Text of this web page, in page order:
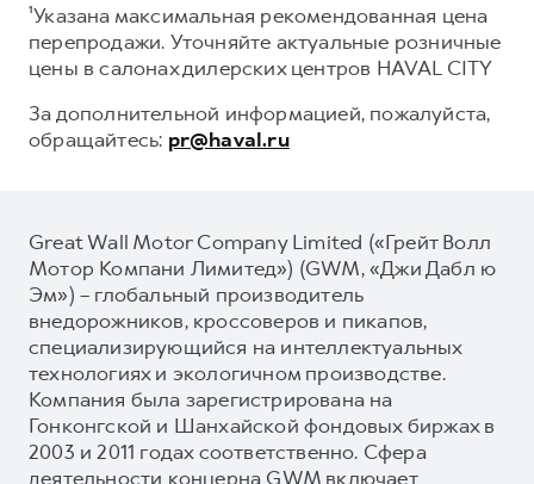
¹Указана максимальная рекомендованная цена
перепродажи. Уточняйте актуальные розничные
цены в салонах дилерских центров HAVAL CITY
За дополнительной информацией, пожалуйста,
обращайтесь: pr@haval.ru
Great Wall Motor Company Limited («Грейт Волл
Мотор Компани Лимитед») (GWM, «Джи Дабл ю
Эм») – глобальный производитель
внедорожников, кроссоверов и пикапов,
специализирующийся на интеллектуальных
технологиях и экологичном производстве.
Компания была зарегистрирована на
Гонконгской и Шанхайской фондовых биржах в
2003 и 2011 годах соответственно. Сфера
деятельности концерна GWM включает